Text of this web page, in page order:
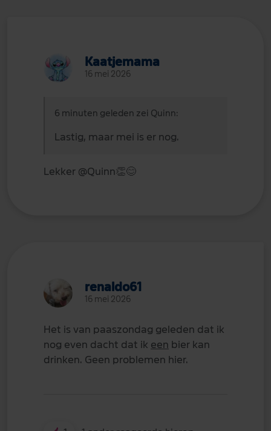
Kaatjemama
16 mei 2026
6 minuten geleden zei Quinn:
Lastig, maar mei is er nog.
Lekker @Quinn👏😊
renaldo61
16 mei 2026
Het is van paaszondag geleden dat ik
nog even dacht dat ik een bier kan
drinken. Geen problemen hier.